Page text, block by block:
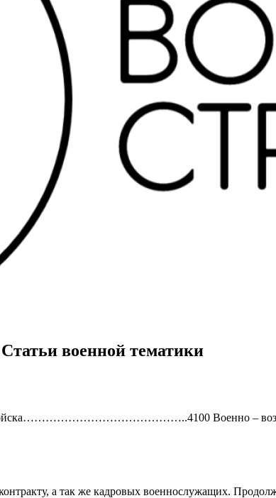
военной тематики
войска……………………………………..4100 Военно –
а так же кадровых военнослужащих.